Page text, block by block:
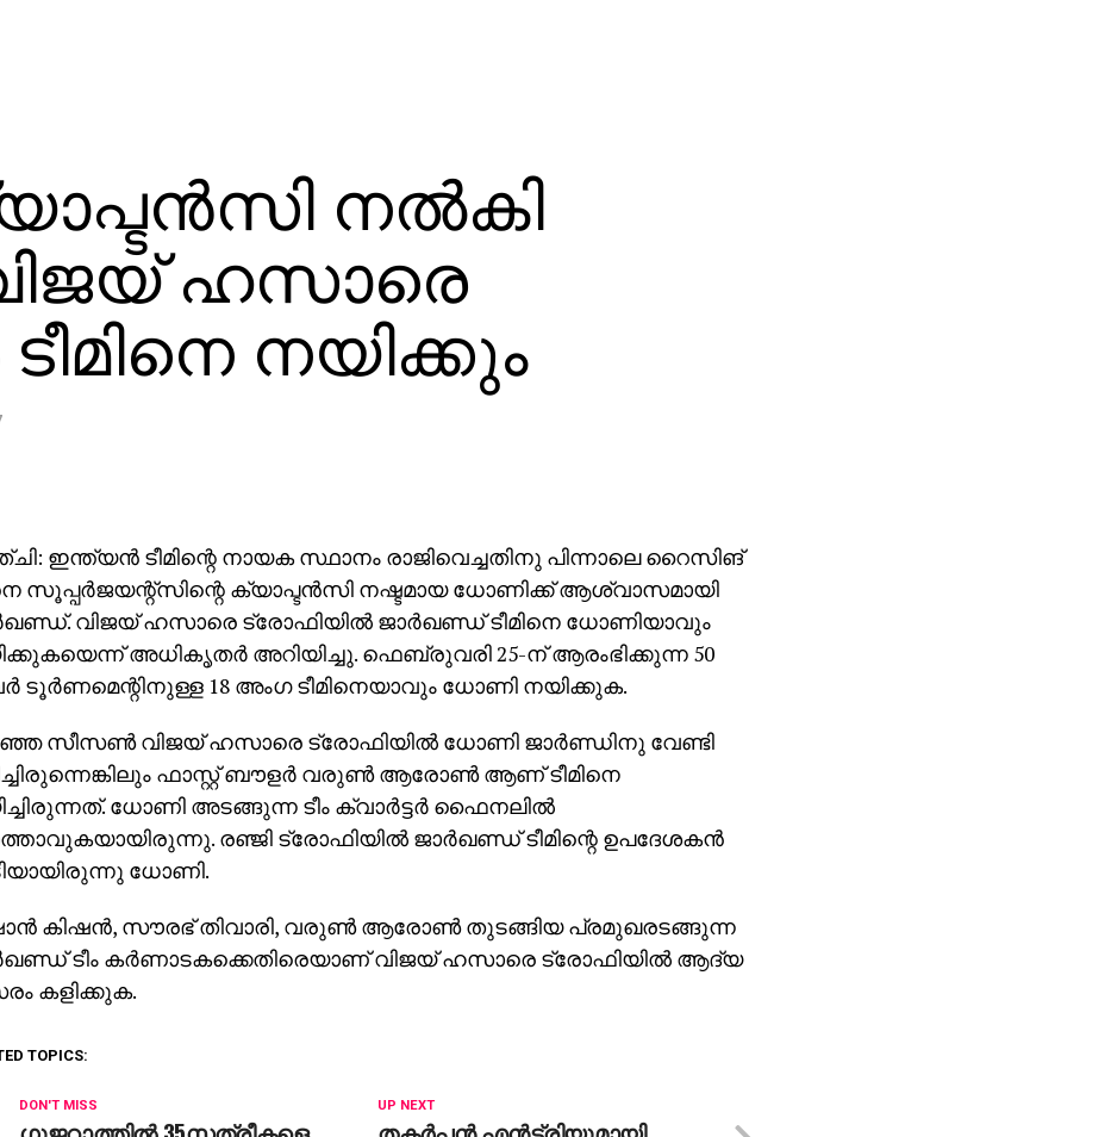
നല്‍കി
ഹസാരെ
നയിക്കും
ഇന്ത്യന്‍ ടീമിന്റെ നായക സ്ഥാനം രാജിവെച്ചതിനു പിന്നാലെ റൈസിങ്
സൂപ്പര്‍ജയന്റ്‌സിന്റെ ക്യാപ്ടന്‍സി നഷ്ടമായ ധോണിക്ക് ആശ്വാസമായി
വിജയ് ഹസാരെ ട്രോഫിയില്‍ ജാര്‍ഖണ്ഡ് ടീമിനെ ധോണിയാവും
അധികൃതര്‍ അറിയിച്ചു. ഫെബ്രുവരി 25-ന് ആരംഭിക്കുന്ന 50
ടൂര്‍ണമെന്റിനുള്ള 18 അംഗ ടീമിനെയാവും ധോണി നയിക്കുക.
സീസണ്‍ വിജയ് ഹസാരെ ട്രോഫിയില്‍ ധോണി ജാര്‍ണ്ഡിനു വേണ്ടി
ഫാസ്റ്റ് ബൗളര്‍ വരുണ്‍ ആരോണ്‍ ആണ് ടീമിനെ
ധോണി അടങ്ങുന്ന ടീം ക്വാര്‍ട്ടര്‍ ഫൈനലില്‍
രഞ്ജി ട്രോഫിയില്‍ ജാര്‍ഖണ്ഡ് ടീമിന്റെ ഉപദേശകന്‍
ധോണി.
കിഷന്‍, സൗരഭ് തിവാരി, വരുണ്‍ ആരോണ്‍ തുടങ്ങിയ പ്രമുഖരടങ്ങുന്ന
ടീം കര്‍ണാടകക്കെതിരെയാണ് വിജയ് ഹസാരെ ട്രോഫിയില്‍ ആദ്യ
കളിക്കുക.
TOPICS:
UP NEXT
DON'T MISS